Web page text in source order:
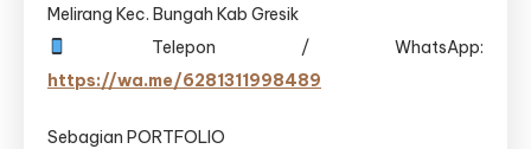
Melirang Kec. Bungah Kab Gresik
Telepon / WhatsApp:
https://wa.me/6281311998489
Sebagian PORTFOLIO